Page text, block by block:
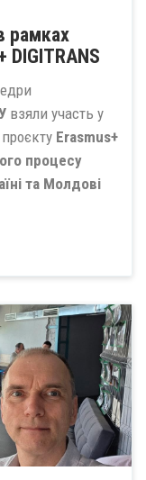
рамках
DIGITRANS
взяли участь у
Erasmus+
процесу
та Молдові